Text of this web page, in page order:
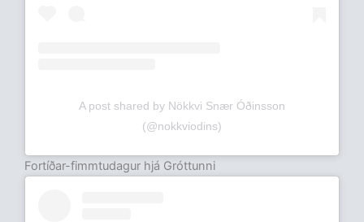
A post shared by Nökkvi Snær Óðinsson
(@nokkviodins)
Fortíðar-fimmtudagur hjá Gróttunni